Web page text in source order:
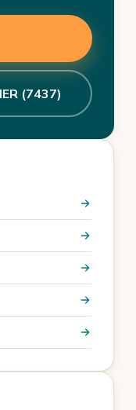
(7437)